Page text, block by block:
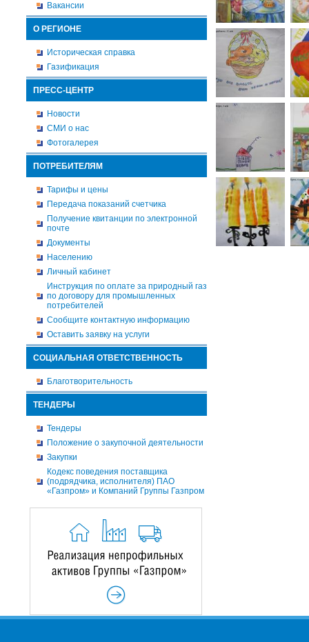
Вакансии
О РЕГИОНЕ
Историческая справка
Газификация
ПРЕСС-ЦЕНТР
Новости
СМИ о нас
Фотогалерея
ПОТРЕБИТЕЛЯМ
Тарифы и цены
Передача показаний счетчика
Получение квитанции по электронной
почте
Документы
Населению
Личный кабинет
Инструкция по оплате за природный газ
по договору для промышленных
потребителей
Сообщите контактную информацию
Оставить заявку на услуги
СОЦИАЛЬНАЯ ОТВЕТСТВЕННОСТЬ
Благотворительность
ТЕНДЕРЫ
Тендеры
Положение о закупочной деятельности
Закупки
Кодекс поведения поставщика
(подрядчика, исполнителя) ПАО
«Газпром» и Компаний Группы Газпром